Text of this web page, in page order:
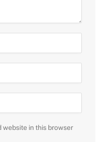
website in this browser